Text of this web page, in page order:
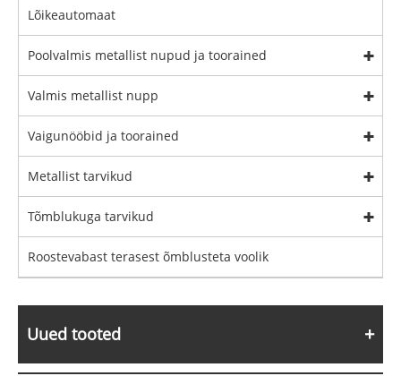
Lõikeautomaat
Poolvalmis metallist nupud ja toorained
Valmis metallist nupp
Vaigunööbid ja toorained
Metallist tarvikud
Tõmblukuga tarvikud
Roostevabast terasest õmblusteta voolik
Uued tooted